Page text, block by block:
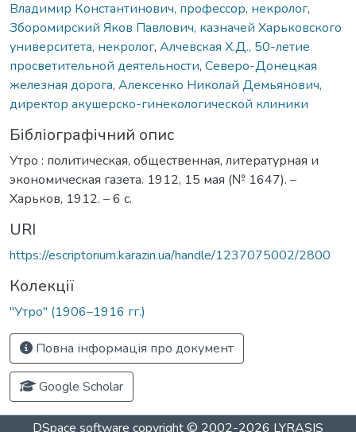
Владимир Константинович, профессор, некролог,
Зборомирский Яков Павлович, казначей Харьковского
университета, некролог, Алчевская Х.Д., 50-летие
просветительной деятельности, Северо-Донецкая
железная дорога, Алексенко Николай Демьянович,
директор акушерско-гинекологической клиники
Бібліографічний опис
Утро : политическая, общественная, литературная и
экономическая газета. 1912, 15 мая (№ 1647). –
Харьков, 1912. – 6 с.
URI
https://escriptorium.karazin.ua/handle/1237075002/2800
Колекції
"Утро" (1906–1916 гг.)
Повна інформація про документ
Google Scholar
DSpace software copyright © 2002-2026 LYRASIS